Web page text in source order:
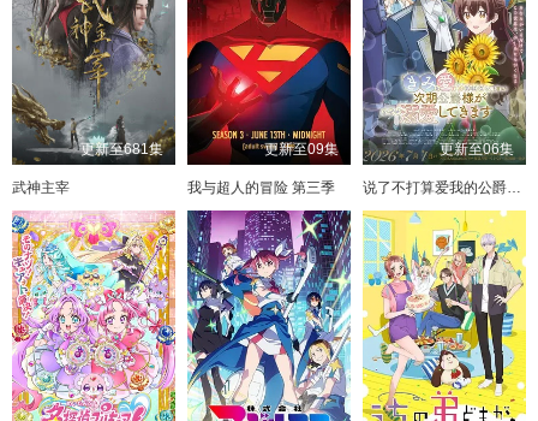
更新至681集
武神主宰
更新至09集
我与超人的冒险 第三季
更新至06集
说了不打算爱我的公爵继承人，不知为何对我宠爱有加